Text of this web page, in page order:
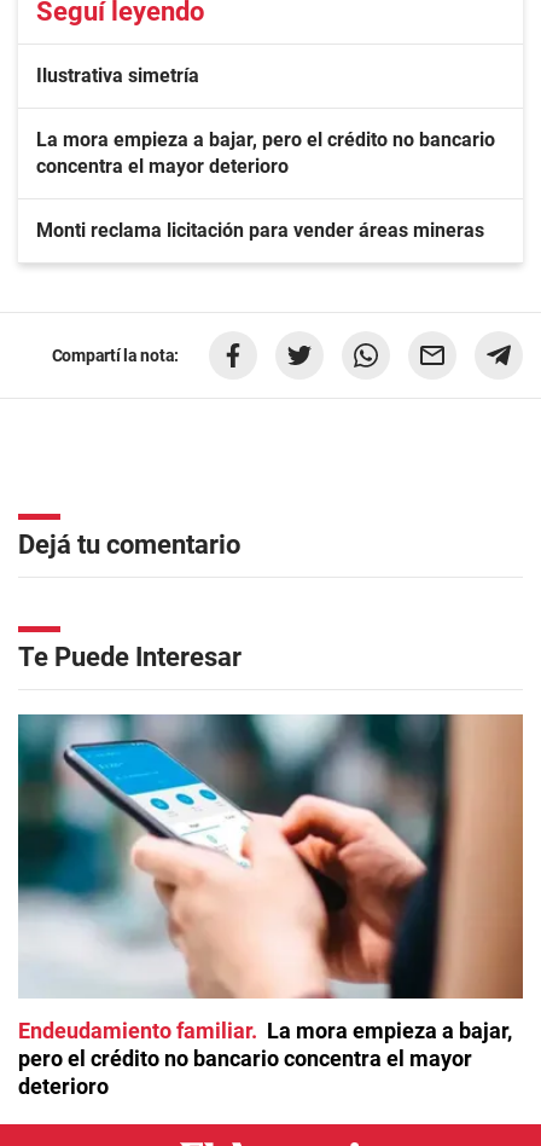
Seguí leyendo
Ilustrativa simetría
La mora empieza a bajar, pero el crédito no bancario
concentra el mayor deterioro
Monti reclama licitación para vender áreas mineras
Compartí la nota:
Dejá tu comentario
Te Puede Interesar
Endeudamiento familiar
La mora empieza a bajar,
pero el crédito no bancario concentra el mayor
deterioro